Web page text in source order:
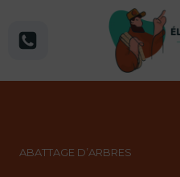
contenu
ABATTAGE D’ARBRES